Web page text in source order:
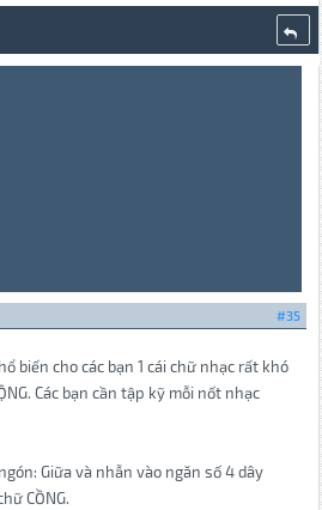
#35
biến cho các bạn 1 cái chữ nhạc rất khó
Các bạn cần tập kỹ mỗi nốt nhạc
Giữa và nhẫn vào ngăn số 4 dây
CỒNG.